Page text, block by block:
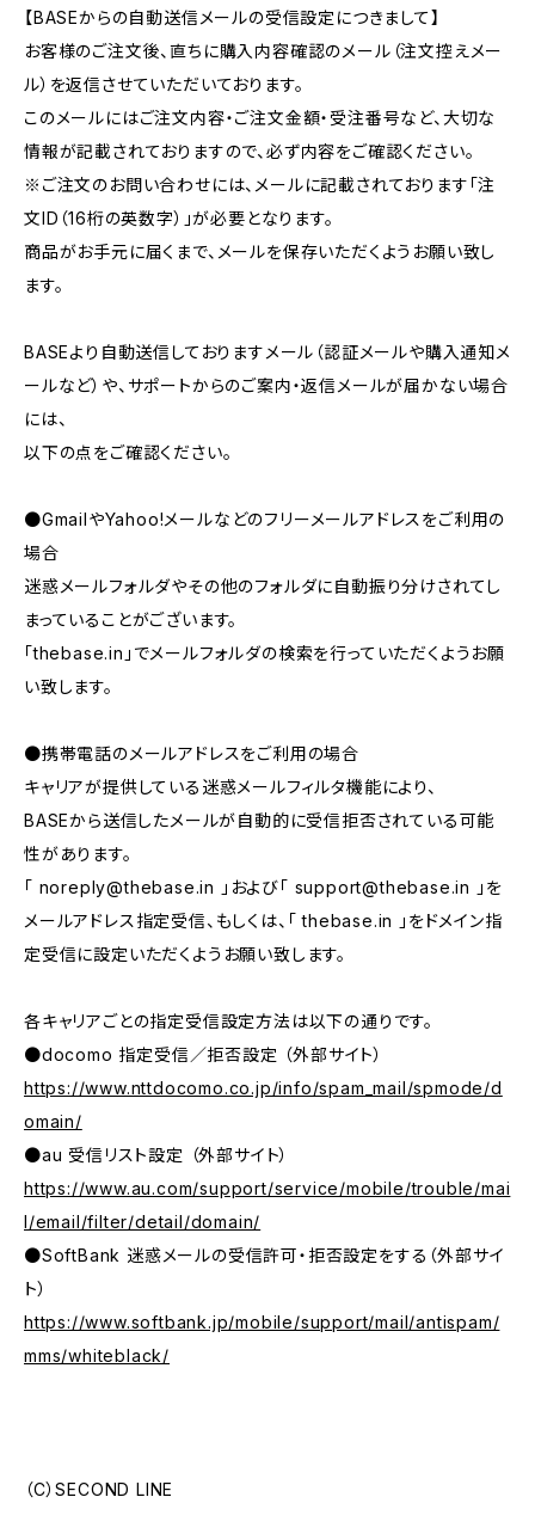
【BASEからの自動送信メールの受信設定につきまして】
お客様のご注文後、直ちに購入内容確認のメール（注文控えメー
ル）を返信させていただいております。
このメールにはご注文内容・ご注文金額・受注番号など、大切な
情報が記載されておりますので、必ず内容をご確認ください。
※ご注文のお問い合わせには、メールに記載されております「注
文ID（16桁の英数字）」が必要となります。
商品がお手元に届くまで、メールを保存いただくようお願い致し
ます。
BASEより自動送信しておりますメール（認証メールや購入通知メ
ールなど）や、サポートからのご案内・返信メールが届かない場合
には、
以下の点をご確認ください。
●GmailやYahoo!メールなどのフリーメールアドレスをご利用の
場合
迷惑メールフォルダやその他のフォルダに自動振り分けされてし
まっていることがございます。
「thebase.in」でメールフォルダの検索を行っていただくようお願
い致します。
●携帯電話のメールアドレスをご利用の場合
キャリアが提供している迷惑メールフィルタ機能により、
BASEから送信したメールが自動的に受信拒否されている可能
性があります。
「 noreply@thebase.in 」および「 support@thebase.in
」を
メールアドレス指定受信、もしくは、「 thebase.in 」をドメイン指
定受信に設定いただくようお願い致します。
各キャリアごとの指定受信設定方法は以下の通りです。
●docomo 指定受信／拒否設定 （外部サイト）
https://www.nttdocomo.co.jp/info/spam_mail/spmode/d
omain/
●au 受信リスト設定 （外部サイト）
https://www.au.com/support/service/mobile/trouble/mai
l/email/filter/detail/domain/
●SoftBank 迷惑メールの受信許可・拒否設定をする（外部サイ
ト）
https://www.softbank.jp/mobile/support/mail/antispam/
mms/whiteblack/
（C）SECOND LINE